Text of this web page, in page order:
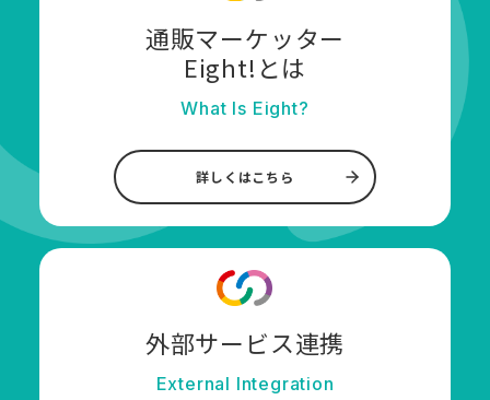
通販マーケッター
Eight!とは
What Is Eight?
詳しくはこちら
外部サービス連携
External Integration